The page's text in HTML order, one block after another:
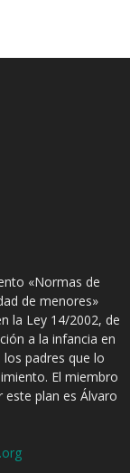
«Normas de
de menores»
la Ley 14/2002, de
a la infancia en
padres que lo
El miembro
este plan es Álvaro